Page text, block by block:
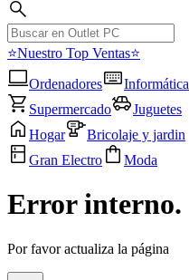
⭐Nuestro Top Ventas⭐
Ordenadores
Informática
Supermercado
Juguetes
Hogar
Bricolaje y jardin
Gran Electro
Moda
Error interno.
Por favor actualiza la página